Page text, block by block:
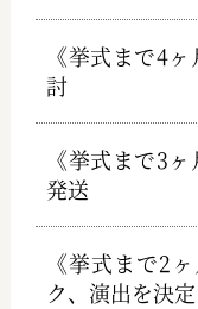
《挙式まで4
討
《挙式まで3
発送
《挙式まで2
ク、演出を決定